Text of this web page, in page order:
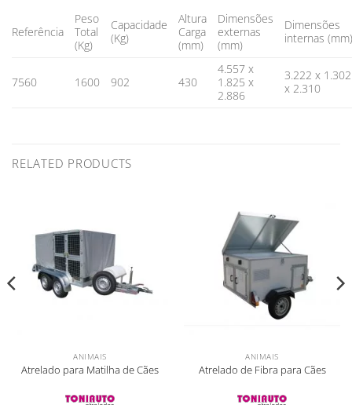
Referência
Peso
Total
(Kg)
Capacidade
(Kg)
Altura
Carga
(mm)
Dimensões
externas
(mm)
Dimensões
internas (mm)
7560 1600 902 430
4.557 x
1.825 x
2.886
3.222 x 1.302
x 2.310
RELATED PRODUCTS
ANIMAIS
Atrelado para Matilha de Cães
ANIMAIS
Atrelado de Fibra para Cães